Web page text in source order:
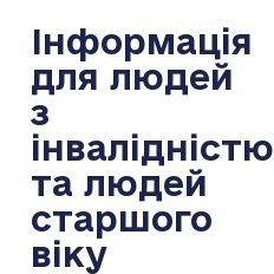
Інформація
для людей
з
інвалідністю
та людей
старшого
віку